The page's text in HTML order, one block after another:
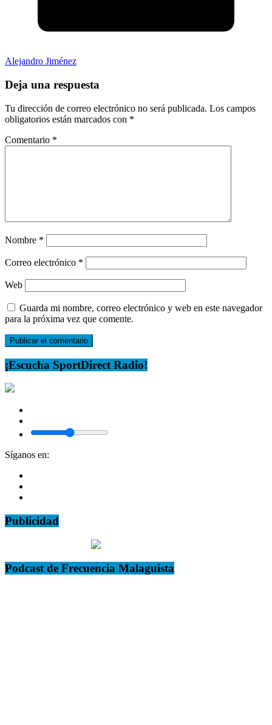
Alejandro Jiménez
Deja una respuesta
Tu dirección de correo electrónico no será publicada. Los campos
obligatorios están marcados con *
Comentario *
Nombre *
Correo electrónico *
Web
Guarda mi nombre, correo electrónico y web en este navegador
para la próxima vez que comente.
¡Escucha SportDirect Radio!
Síganos en:
Publicidad
Podcast de Frecuencia Malaguista